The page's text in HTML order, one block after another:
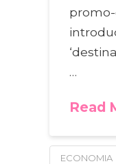
…
Read
ECONOMIA